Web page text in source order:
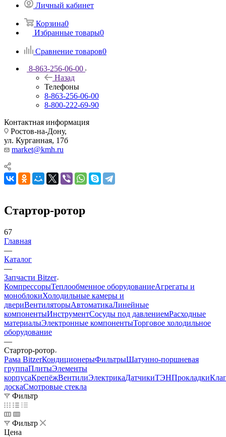
Личный кабинет
Корзина0
Избранные товары0
Сравнение товаров0
8-863-256-06-00
Назад
Телефоны
8-863-256-06-00
8-800-222-69-90
Контактная информация
Ростов-на-Дону,
ул. Курганная, 17б
market@kmh.ru
Стартор-ротор
67
Главная
—
Каталог
—
Запчасти Bitzer
КомпрессорыТеплообменное оборудованиеАгрегаты и
моноблокиХолодильные камеры и
двериВентиляторыАвтоматикаЛинейные
компонентыИнструментСосуды под давлениемРасходные
материалыЭлектронные компонентыТорговое холодильное
оборудование
—
Стартор-ротор
Рама BitzerКондиционерыФильтрыШатунно-поршневая
группаПлитыЭлементы
корпусаКрепёжВентилиЭлектрикаДатчикиТЭНПрокладки
доскаСмотровые стекла
Фильтр
Фильтр
Цена